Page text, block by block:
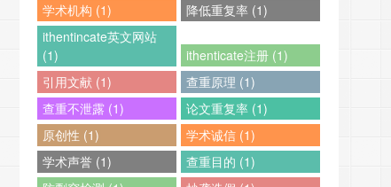
学术机构 (1)
降低重复率 (1)
ithentincate英文网站
(1)
ithenticate注册 (1)
引用文献 (1)
查重原理 (1)
查重不泄露 (1)
论文重复率 (1)
原创性 (1)
学术诚信 (1)
学术声誉 (1)
查重目的 (1)